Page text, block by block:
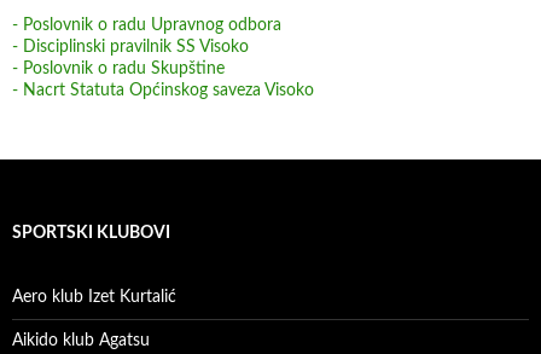
- Poslovnik o radu Upravnog odbora
- Disciplinski pravilnik SS Visoko
- Poslovnik o radu Skupštine
- Nacrt Statuta Općinskog saveza Visoko
SPORTSKI KLUBOVI
Aero klub Izet Kurtalić
Aikido klub Agatsu